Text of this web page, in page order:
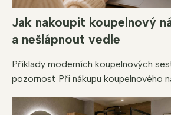
Jak nakoupit koupelnový
a nešlápnout vedle
Příklady moderních koupelnových
pozornost Při nákupu koupelnového